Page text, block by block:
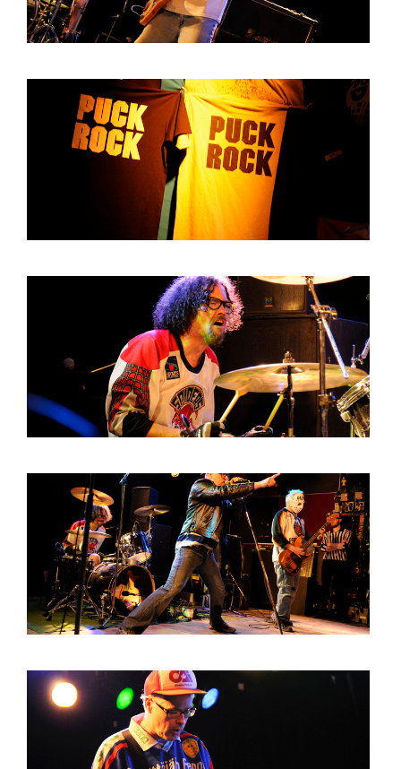
HOME PROGRAMMA
ARTDIVISIONFOTO’SNIEUWS
WEBSHOPMIJN TICKETS